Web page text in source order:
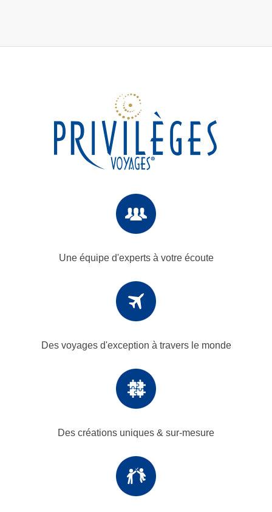
Une équipe d'experts à votre écoute
Des voyages d'exception à travers le monde
Des créations uniques & sur-mesure